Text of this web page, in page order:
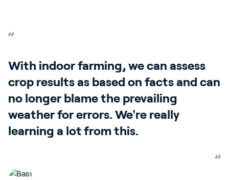
With indoor farming, we can assess
crop results as based on facts and can
no longer blame the prevailing
weather for errors. We're really
learning a lot from this.